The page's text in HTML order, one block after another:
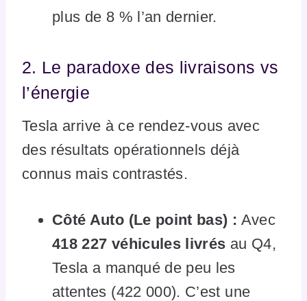
plus de 8 % l’an dernier.
2. Le paradoxe des livraisons vs
l’énergie
Tesla arrive à ce rendez-vous avec
des résultats opérationnels déjà
connus mais contrastés.
Côté Auto (Le point bas) : Avec
418 227 véhicules livrés au Q4,
Tesla a manqué de peu les
attentes (422 000). C’est une